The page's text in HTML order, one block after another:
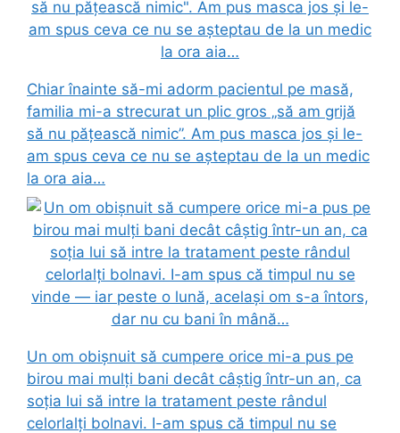
Chiar înainte să-mi adorm pacientul pe masă,
familia mi-a strecurat un plic gros „să am grijă
să nu pățească nimic”. Am pus masca jos și le-
am spus ceva ce nu se așteptau de la un medic
la ora aia…
Un om obișnuit să cumpere orice mi-a pus pe
birou mai mulți bani decât câștig într-un an, ca
soția lui să intre la tratament peste rândul
celorlalți bolnavi. I-am spus că timpul nu se